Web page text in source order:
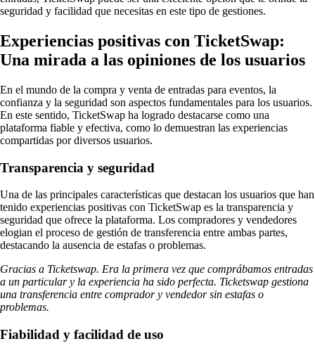
seguridad y facilidad que necesitas en este tipo de gestiones.
Experiencias positivas con TicketSwap:
Una mirada a las opiniones de los usuarios
En el mundo de la compra y venta de entradas para eventos, la
confianza y la seguridad son aspectos fundamentales para los usuarios.
En este sentido, TicketSwap ha logrado destacarse como una
plataforma fiable y efectiva, como lo demuestran las experiencias
compartidas por diversos usuarios.
Transparencia y seguridad
Una de las principales características que destacan los usuarios que han
tenido experiencias positivas con TicketSwap es la transparencia y
seguridad que ofrece la plataforma. Los compradores y vendedores
elogian el proceso de gestión de transferencia entre ambas partes,
destacando la ausencia de estafas o problemas.
Gracias a Ticketswap. Era la primera vez que comprábamos entradas
a un particular y la experiencia ha sido perfecta. Ticketswap gestiona
una transferencia entre comprador y vendedor sin estafas o
problemas.
Fiabilidad y facilidad de uso